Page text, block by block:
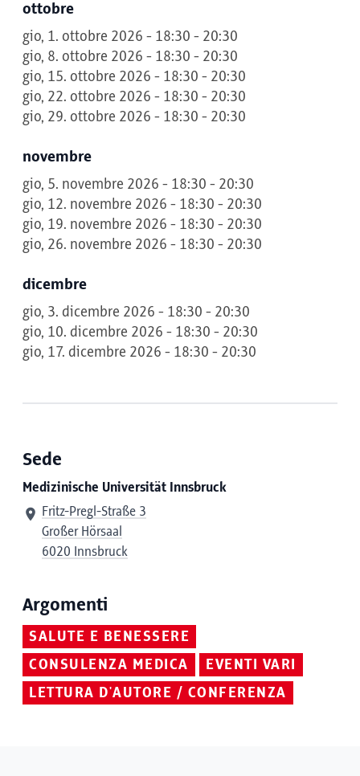
ottobre
gio, 1. ottobre 2026 - 18:30 - 20:30
gio, 8. ottobre 2026 - 18:30 - 20:30
gio, 15. ottobre 2026 - 18:30 - 20:30
gio, 22. ottobre 2026 - 18:30 - 20:30
gio, 29. ottobre 2026 - 18:30 - 20:30
novembre
gio, 5. novembre 2026 - 18:30 - 20:30
gio, 12. novembre 2026 - 18:30 - 20:30
gio, 19. novembre 2026 - 18:30 - 20:30
gio, 26. novembre 2026 - 18:30 - 20:30
dicembre
gio, 3. dicembre 2026 - 18:30 - 20:30
gio, 10. dicembre 2026 - 18:30 - 20:30
gio, 17. dicembre 2026 - 18:30 - 20:30
Sede
Medizinische Universität Innsbruck
Fritz-Pregl-Straße 3
Großer Hörsaal
6020 Innsbruck
Argomenti
SALUTE E BENESSERE
CONSULENZA MEDICA
EVENTI VARI
LETTURA D'AUTORE / CONFERENZA